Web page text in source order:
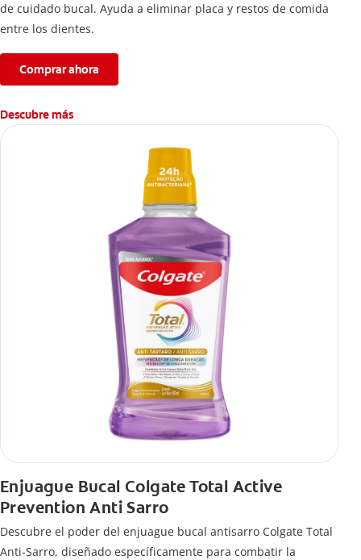
de cuidado bucal. Ayuda a eliminar placa y restos de comida
entre los dientes.
Comprar ahora
Descubre más
Enjuague Bucal Colgate Total Active
Prevention Anti Sarro
Descubre el poder del enjuague bucal antisarro Colgate Total
Anti-Sarro, diseñado específicamente para combatir la